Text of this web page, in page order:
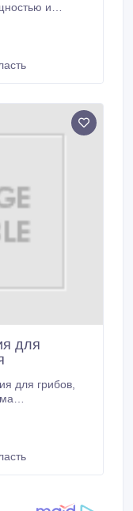
и
защиты от их
участков,
для
для грибов,
от 5000